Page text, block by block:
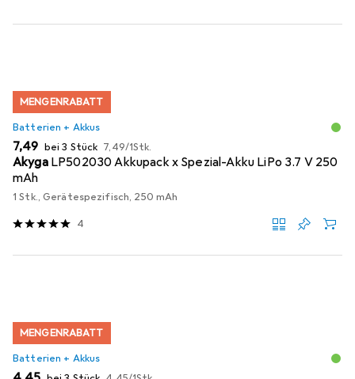
MENGENRABATT
Batterien + Akkus
EUR
7,49 bei 3 Stück EUR
7,49/1Stk.
Akyga LP502030 Akkupack x Spezial-Akku LiPo 3.7 V 250
mAh
1 Stk., Gerätespezifisch, 250 mAh
4
MENGENRABATT
Batterien + Akkus
EUR